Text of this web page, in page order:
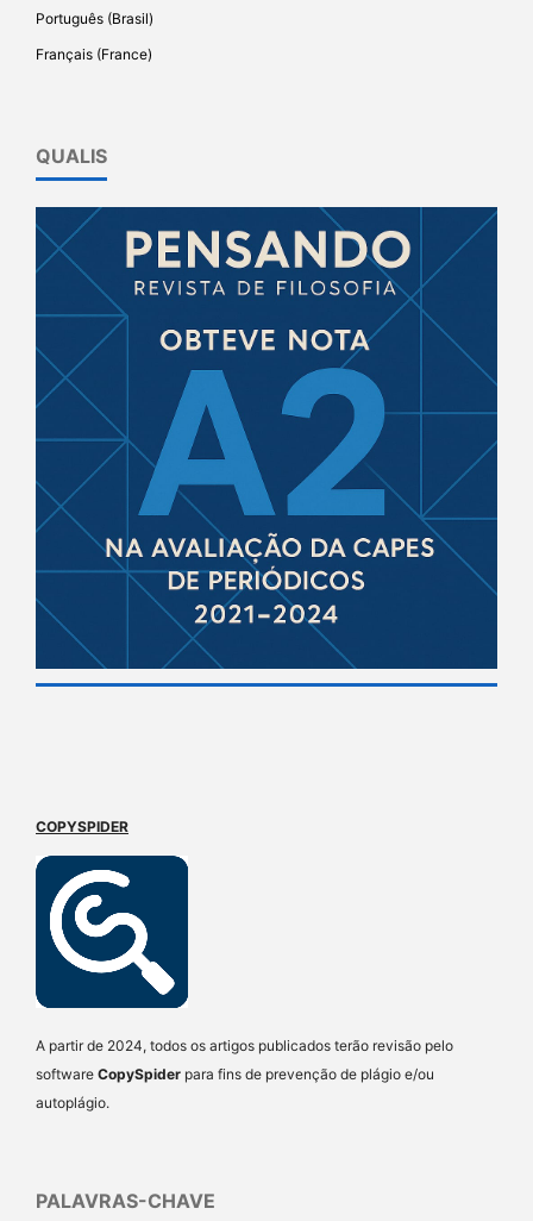
Português (Brasil)
Français (France)
QUALIS
COPYSPIDER
A partir de 2024, todos os artigos publicados terão revisão pelo
software CopySpider para fins de prevenção de plágio e/ou
autoplágio.
PALAVRAS-CHAVE